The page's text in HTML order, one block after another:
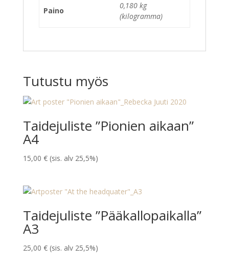
Paino
0,180 kg
(kilogramma)
Tutustu myös
Taidejuliste ”Pionien aikaan”
A4
15,00 € (sis. alv 25,5%)
Taidejuliste ”Pääkallopaikalla”
A3
25,00 € (sis. alv 25,5%)